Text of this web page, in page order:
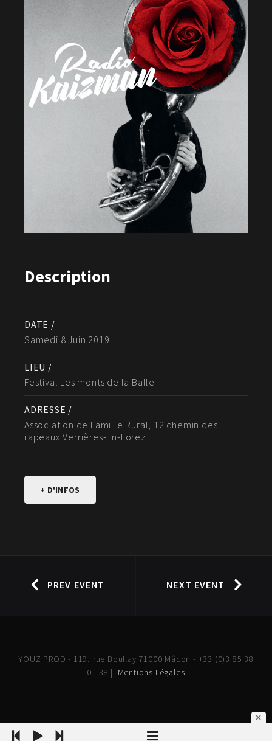
Description
DATE /
Samedi 8 Juin 2019
LIEU /
Festival Les monts de la Balle
ADRESSE /
Association de Famille Rural, 12 chemin des
rapeaux Verrières-En-Forez
+ D'INFOS
PREV EVENT NEXT EVENT
YOUZ PROD - 119, rue Boullay 71000 Mâcon - +33 (0)3 85 38
01 38 | Mentions Légales